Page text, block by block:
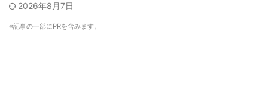
2026年8月7日
※記事の一部にPRを含みます。